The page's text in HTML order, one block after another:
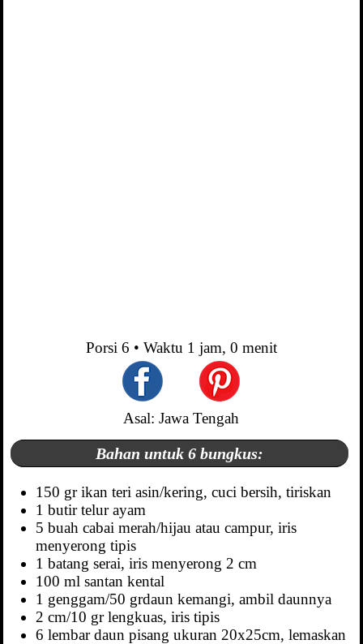
Porsi 6 • Waktu 1 jam, 0 menit
Asal: Jawa Tengah
Bahan untuk 6 bungkus:
150 gr ikan teri asin/kering, cuci bersih, tiriskan
1 butir telur ayam
5 buah cabai merah/hijau atau campur, iris
menyerong tipis
1 batang serai, iris menyerong 2 cm
100 ml santan kental
1 genggam/50 grdaun kemangi, ambil daunnya
2 cm/10 gr lengkuas, iris tipis
6 lembar daun pisang ukuran 20x25cm, lemaskan